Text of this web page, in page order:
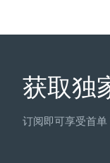
获取独
订阅即可享受首单